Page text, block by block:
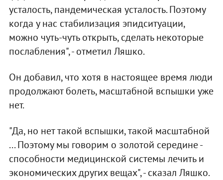
усталость, пандемическая усталость. Поэтому
когда у нас стабилизация эпидситуации,
можно чуть-чуть открыть, сделать некоторые
послабления", - отметил Ляшко.
Он добавил, что хотя в настоящее время люди
продолжают болеть, масштабной вспышки уже
нет.
"Да, но нет такой вспышки, такой масштабной
... Поэтому мы говорим о золотой середине -
способности медицинской системы лечить и
экономических других вещах", - сказал Ляшко.